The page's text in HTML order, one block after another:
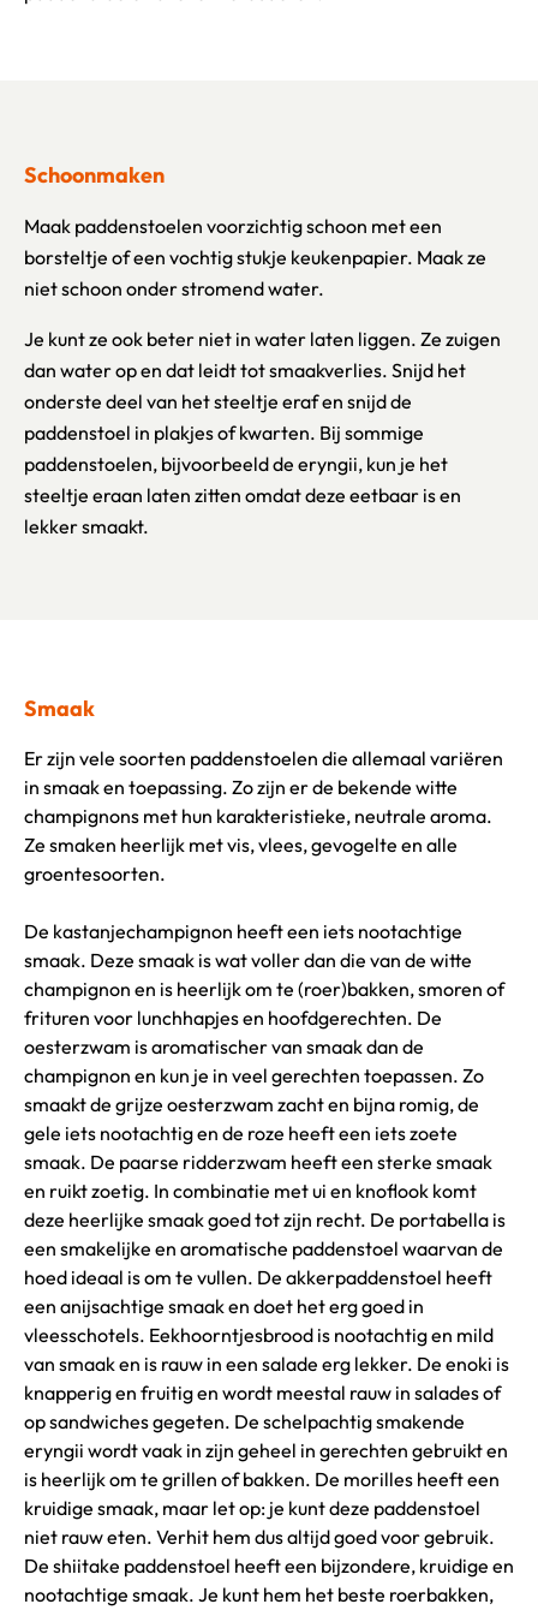
Schoonmaken
Maak paddenstoelen voorzichtig schoon met een
borsteltje of een vochtig stukje keukenpapier. Maak ze
niet schoon onder stromend water.
Je kunt ze ook beter niet in water laten liggen. Ze zuigen
dan water op en dat leidt tot smaakverlies. Snijd het
onderste deel van het steeltje eraf en snijd de
paddenstoel in plakjes of kwarten. Bij sommige
paddenstoelen, bijvoorbeeld de eryngii, kun je het
steeltje eraan laten zitten omdat deze eetbaar is en
lekker smaakt.
Smaak
Er zijn vele soorten paddenstoelen die allemaal variëren
in smaak en toepassing. Zo zijn er de bekende witte
champignons met hun karakteristieke, neutrale aroma.
Ze smaken heerlijk met vis, vlees, gevogelte en alle
groentesoorten.
De kastanjechampignon heeft een iets nootachtige
smaak. Deze smaak is wat voller dan die van de witte
champignon en is heerlijk om te (roer)bakken, smoren of
frituren voor lunchhapjes en hoofdgerechten. De
oesterzwam is aromatischer van smaak dan de
champignon en kun je in veel gerechten toepassen. Zo
smaakt de grijze oesterzwam zacht en bijna romig, de
gele iets nootachtig en de roze heeft een iets zoete
smaak. De paarse ridderzwam heeft een sterke smaak
en ruikt zoetig. In combinatie met ui en knoflook komt
deze heerlijke smaak goed tot zijn recht. De portabella is
een smakelijke en aromatische paddenstoel waarvan de
hoed ideaal is om te vullen. De akkerpaddenstoel heeft
een anijsachtige smaak en doet het erg goed in
vleesschotels. Eekhoorntjesbrood is nootachtig en mild
van smaak en is rauw in een salade erg lekker. De enoki is
knapperig en fruitig en wordt meestal rauw in salades of
op sandwiches gegeten. De schelpachtig smakende
eryngii wordt vaak in zijn geheel in gerechten gebruikt en
is heerlijk om te grillen of bakken. De morilles heeft een
kruidige smaak, maar let op: je kunt deze paddenstoel
niet rauw eten. Verhit hem dus altijd goed voor gebruik.
De shiitake paddenstoel heeft een bijzondere, kruidige en
nootachtige smaak. Je kunt hem het beste roerbakken,